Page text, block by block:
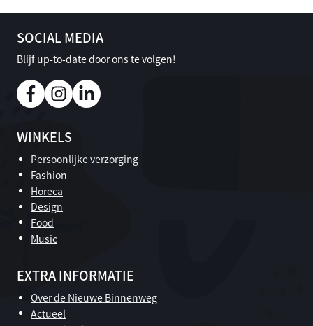
SOCIAL MEDIA
Blijf up-to-date door ons te volgen!
WINKELS
Persoonlijke verzorging
Fashion
Horeca
Design
Food
Music
EXTRA INFORMATIE
Over de Nieuwe Binnenweg
Actueel